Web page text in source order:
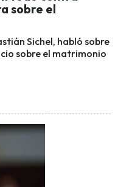
sobre el
Sichel, habló sobre
sobre el matrimonio